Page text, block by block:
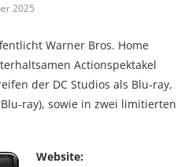
2025
Warner Bros. Home
Actionspektakel
der DC Studios als Blu-ray,
ray), sowie in zwei limitierten
Website: